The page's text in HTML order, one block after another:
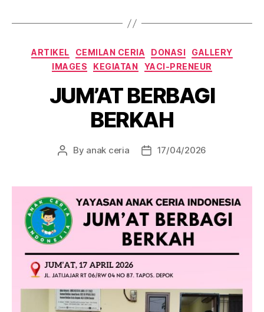
Categories
ARTIKEL CEMILAN CERIA DONASI
GALLERY
IMAGES
KEGIATAN YACI-PRENEUR
JUM’AT BERBAGI
BERKAH
Post
By anak ceria
Post17/04/2026